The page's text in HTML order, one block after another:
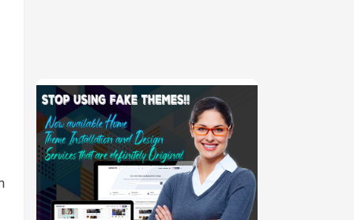
POPULAR POSTS
Ketua BPKP Wajo,Memo
Walsus Bupati Di Duga
Mencederai Pemerintahan
Pammase.